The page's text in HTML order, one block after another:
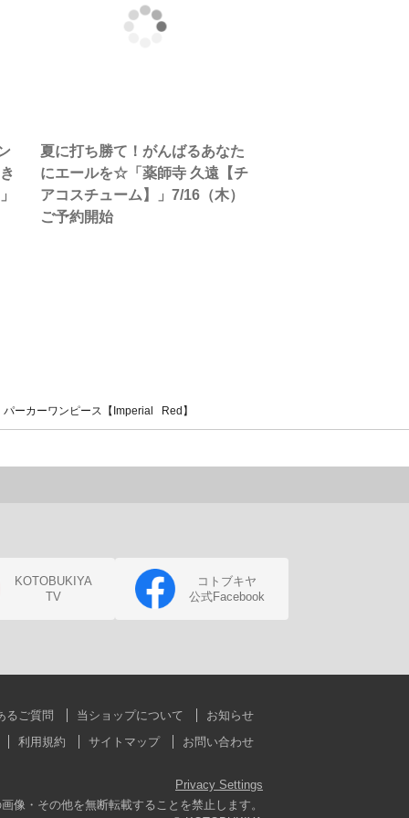
夏に打ち勝て！がんばるあなた
にエールを☆「薬師寺 久遠【チ
アコスチューム】」7/16（木）
ご予約開始
ーカーワンピース【Imperial Red】
KOTOBUKIYA
TV
コトブキヤ
公式Facebook
るご質問 当ショップについて
お知らせ
利用規約 サイトマップ お問い合わせ
Privacy Settings
像・その他を無断転載することを禁止します。